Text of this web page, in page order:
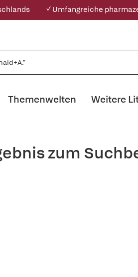
✓ Umfangreiche
Themenwelten Weitere
zum